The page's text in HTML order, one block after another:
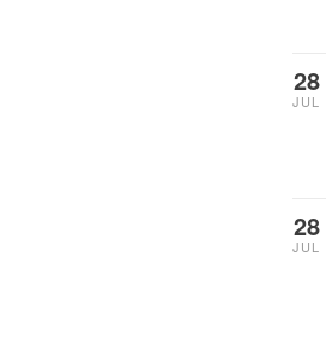
28
JUL
28
JUL